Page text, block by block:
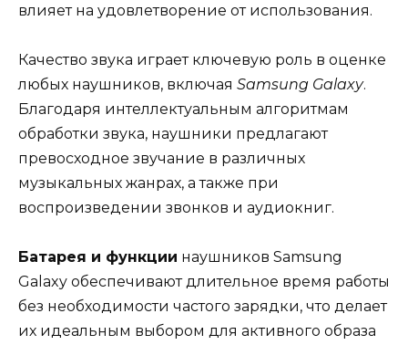
влияет на удовлетворение от использования.
Качество звука играет ключевую роль в оценке
любых наушников, включая Samsung Galaxy.
Благодаря интеллектуальным алгоритмам
обработки звука, наушники предлагают
превосходное звучание в различных
музыкальных жанрах, а также при
воспроизведении звонков и аудиокниг.
Батарея и функции наушников Samsung
Galaxy обеспечивают длительное время работы
без необходимости частого зарядки, что делает
их идеальным выбором для активного образа